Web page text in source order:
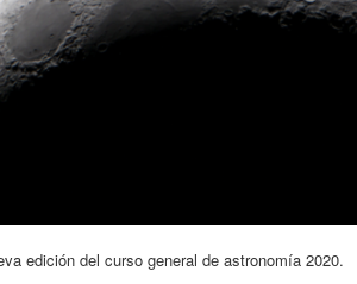
edición del curso general de astronomía 2020.